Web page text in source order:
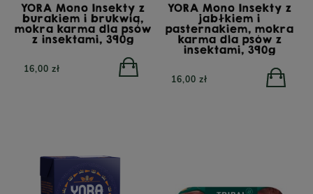
YORA Mono Insekty z
burakiem i brukwią,
mokra karma dla psów
z insektami, 390g
16,00 zł
YORA Mono Insekty z
jabłkiem i
pasternakiem, mokra
karma dla psów z
insektami, 390g
16,00 zł